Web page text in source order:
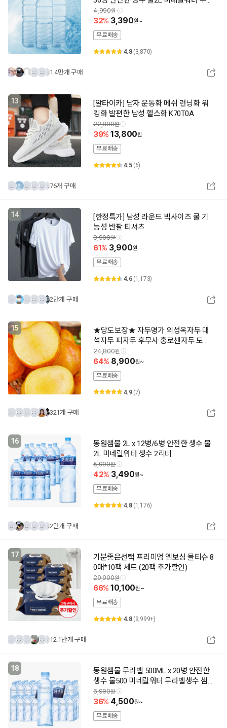
벨생수 샘물
4,990
32 3,390
~
무료배송
4.8 (3,870)
1.4만개 구매
13
[알타이카] 남자 운동화 메쉬 런닝화 워
킹화 발편한 남성 헬스화 K70T0A
22,800
39 13,800
무료배송
4.5 (6)
76개 구매
14
[한정특가] 남성 라운드 빅사이즈 쿨 기
능성 반팔 티셔츠
9,900
61 3,900
무료배송
4.6 (1,173)
2만개 구매
15
★당도보장★ 자두명가 의성옥자두 대
석자두 피자두 후무사 홍로센자두 도담
자두 추희 속빨간자두
24,800
64 8,900
~
무료배송
4.9 (7)
321개 구매
16
동원샘물 2L x 12병/6병 안전한 생수 물
2L 미네랄워터 생수 2리터
5,990
42 3,490
~
무료배송
4.8 (1,176)
2만개 구매
17
기분좋은선택 프리미엄 엠보싱 물티슈 8
0매*10팩 세트 (20팩 추가할인)
29,900
66 10,100
~
무료배송
4.8 (9,999+)
12.1만개 구매
18
동원샘물 무라벨 500ML x 20병 안전한
생수 물500 미네랄워터 무라벨생수 샘
물
6,990
36 4,500
~
무료배송